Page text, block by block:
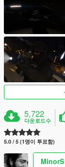
5,722
다운로드수
5.0 / 5 (1명이 투표함)
MinorS